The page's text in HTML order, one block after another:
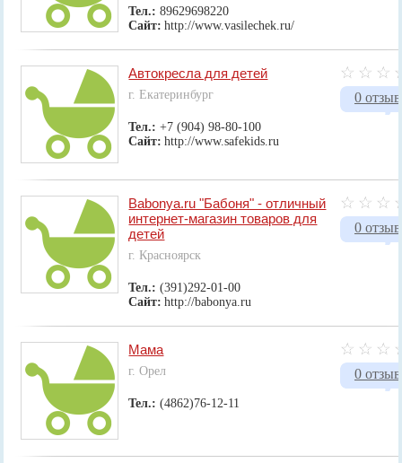
Тел.:89629698220
Сайт: http://www.vasilechek.ru/
0
Автокресла для детей
г. Екатеринбург
Тел.:+7 (904) 98-80-100
Сайт: http://www.safekids.ru
0
Babonya.ru "Бабоня" - отличный
интернет-магазин товаров для
детей
г. Красноярск
Тел.:(391)292-01-00
Сайт: http://babonya.ru
0
Мама
г. Орел
Тел.:(4862)76-12-11